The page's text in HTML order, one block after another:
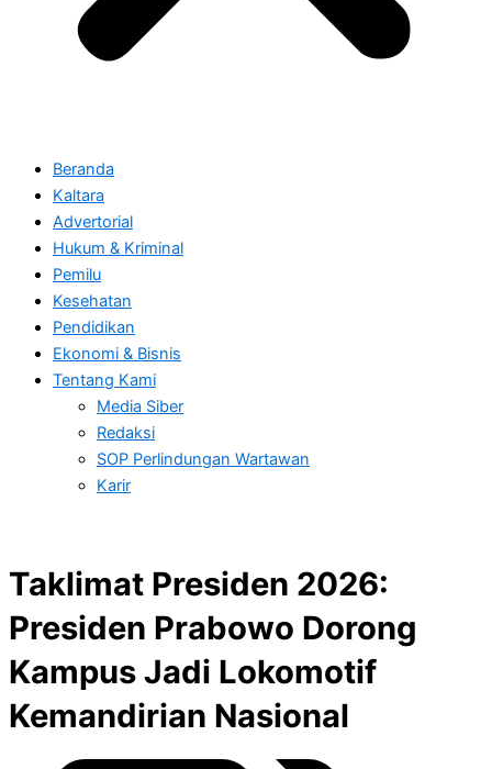
Beranda
Kaltara
Advertorial
Hukum & Kriminal
Pemilu
Kesehatan
Pendidikan
Ekonomi & Bisnis
Tentang Kami
Media Siber
Redaksi
SOP Perlindungan Wartawan
Karir
Taklimat Presiden 2026:
Presiden Prabowo Dorong
Kampus Jadi Lokomotif
Kemandirian Nasional